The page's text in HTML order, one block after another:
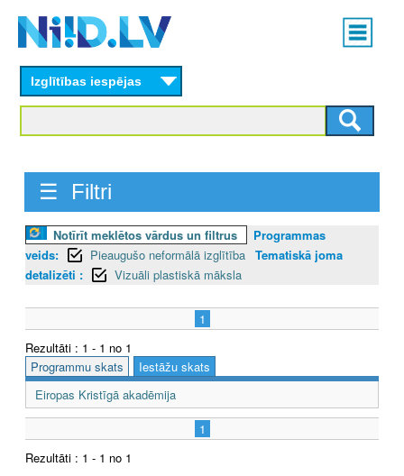
content
Main
menu
Izglītības iespējas
☰ Filtri
Notīrīt meklētos vārdus un filtrus
Programmas
veids:
Pieaugušo neformālā izglītība Tematiskā joma
detalizēti :
Vizuāli plastiskā māksla
1
Rezultāti : 1 - 1 no 1
Programmu skats
Iestāžu skats
Eiropas Kristīgā akadēmija
1
Rezultāti : 1 - 1 no 1